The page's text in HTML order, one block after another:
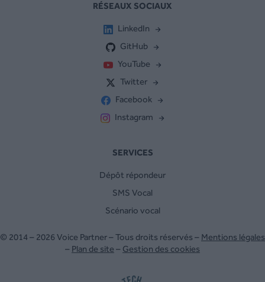
RÉSEAUX SOCIAUX
LinkedIn
GitHub
YouTube
Twitter
Facebook
Instagram
SERVICES
Dépôt répondeur
SMS Vocal
Scénario vocal
© 2014 – 2026 Voice Partner – Tous droits réservés – Mentions légales
– Plan de site – Gestion des cookies